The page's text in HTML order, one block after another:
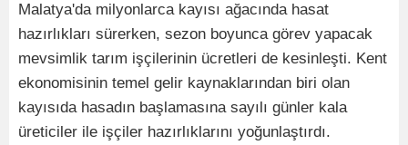
Malatya'da milyonlarca kayısı ağacında hasat
hazırlıkları sürerken, sezon boyunca görev yapacak
mevsimlik tarım işçilerinin ücretleri de kesinleşti. Kent
ekonomisinin temel gelir kaynaklarından biri olan
kayısıda hasadın başlamasına sayılı günler kala
üreticiler ile işçiler hazırlıklarını yoğunlaştırdı.